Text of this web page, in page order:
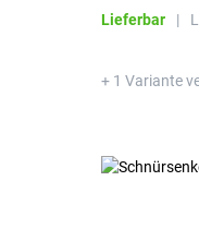
Lieferbar |
+ 1 Variante